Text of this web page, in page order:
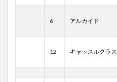
6 アルカイド
12 キャッスルクラス